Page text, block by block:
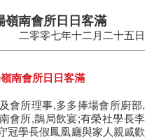
嶺南會所日日客滿
二零零七年十二月二十五日
南會所日日客滿
會所理事,多多捧場會所廚部,
會所,鵲局飲宴;有榮社學長李
冠學長假鳳凰廳與家人親戚歡